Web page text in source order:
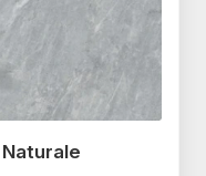
Naturale